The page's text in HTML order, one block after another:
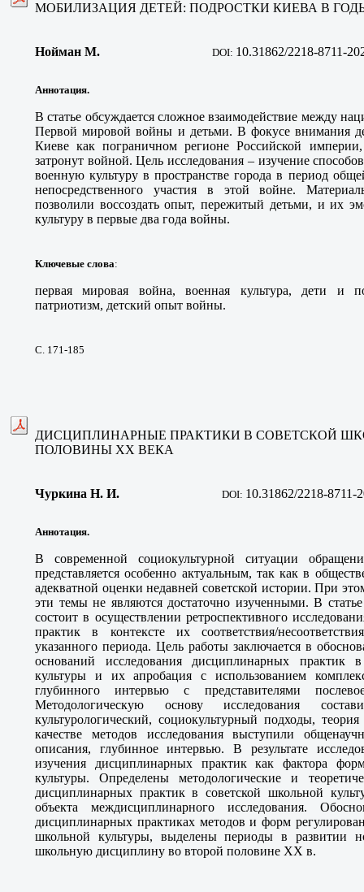
МОБИЛИЗАЦИЯ ДЕТЕЙ: ПОДРОСТКИ КИЕВА В
Нойман М. DOI: 10.31862/2218-8711-
Аннотация.
В статье обсуждается сложное взаимодействие между
Первой мировой войны и детьми. В фокусе внимания
Киеве как пограничном регионе Российской
затронут войной. Цель исследования – изучение
военную культуру в пространстве города в период
непосредственного участия в этой войне.
позволили воссоздать опыт, пережитый детьми, и их
культуру в первые два года войны.
Ключевые слова:
первая мировая война, военная культура, дети и
патриотизм, детский опыт войны.
С. 171-185
ДИСЦИПЛИНАРНЫЕ ПРАКТИКИ В СОВЕТСКОЙ
ПОЛОВИНЫ ХХ ВЕКА
Чуркина Н. И. DOI: 10.31862/2218-8711-
Аннотация.
В современной социокультурной ситуации
представляется особенно актуальным, так как в
адекватной оценки недавней советской истории. При
эти темы не являются достаточно изученными. В статье
состоит в осуществлении ретроспективного
практик в контексте их соответствия/
указанного периода. Цель работы заключается в
оснований исследования дисциплинарных практик
культуры и их апробация с использованием
глубинного интервью с представителями
Методологическую основу исследования
культурологический, социокультурный подходы,
качестве методов исследования выступили
описания, глубинное интервью. В результате
изучения дисциплинарных практик как фактора
культуры. Определены методологические и
дисциплинарных практик в советской школьной
объекта междисциплинарного исследования.
дисциплинарных практиках методов и форм
школьной культуры, выделены периоды в развитии
школьную дисциплину во второй половине ХХ в.